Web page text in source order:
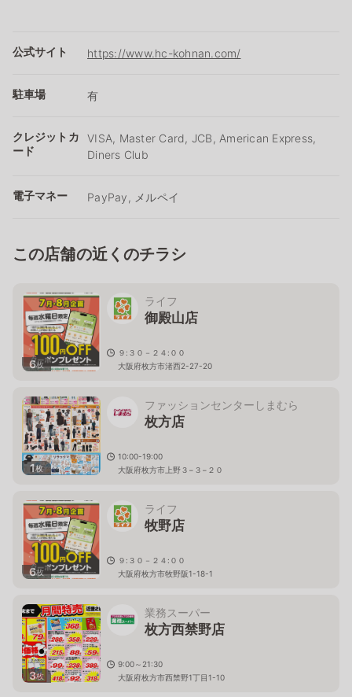
公式サイト https://www.hc-kohnan.com/
駐車場 有
クレジットカ
ード
VISA, Master Card, JCB, American Express,
Diners Club
電子マネー PayPay, メルペイ
この店舗の近くのチラシ
6枚
ライフ
御殿山店
９:３０－２４:００
大阪府枚方市渚西2-27-20
1枚
ファッションセンターしまむら
枚方店
10:00-19:00
大阪府枚方市上野３−３−２０
6枚
ライフ
牧野店
９:３０－２４:００
大阪府枚方市牧野阪1-18-1
3枚
業務スーパー
枚方西禁野店
9:00～21:30
大阪府枚方市西禁野1丁目1-10